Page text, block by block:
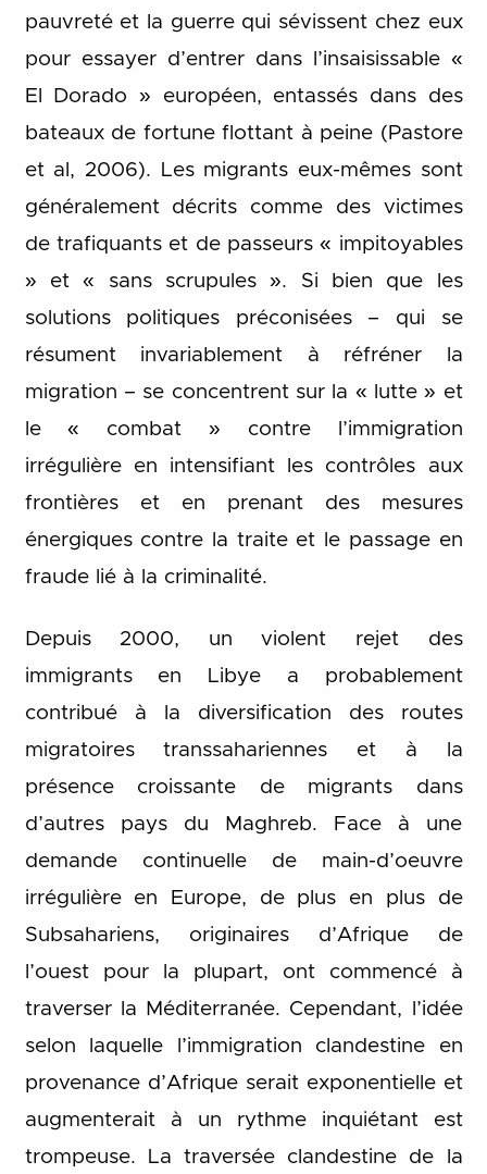
pauvreté et la guerre qui sévissent chez eux
pour essayer d’entrer dans l’insaisissable «
El Dorado » européen, entassés dans des
bateaux de fortune flottant à peine (Pastore
et al, 2006). Les migrants eux-mêmes sont
généralement décrits comme des victimes
de trafiquants et de passeurs « impitoyables
» et « sans scrupules ». Si bien que les
solutions politiques préconisées – qui se
résument invariablement à réfréner la
migration – se concentrent sur la « lutte » et
le « combat » contre l’immigration
irrégulière en intensifiant les contrôles aux
frontières et en prenant des mesures
énergiques contre la traite et le passage en
fraude lié à la criminalité.
Depuis 2000, un violent rejet des
immigrants en Libye a probablement
contribué à la diversification des routes
migratoires transsahariennes et à la
présence croissante de migrants dans
d’autres pays du Maghreb. Face à une
demande continuelle de main-d’oeuvre
irrégulière en Europe, de plus en plus de
Subsahariens, originaires d’Afrique de
l’ouest pour la plupart, ont commencé à
traverser la Méditerranée. Cependant, l’idée
selon laquelle l’immigration clandestine en
provenance d’Afrique serait exponentielle et
augmenterait à un rythme inquiétant est
trompeuse. La traversée clandestine de la